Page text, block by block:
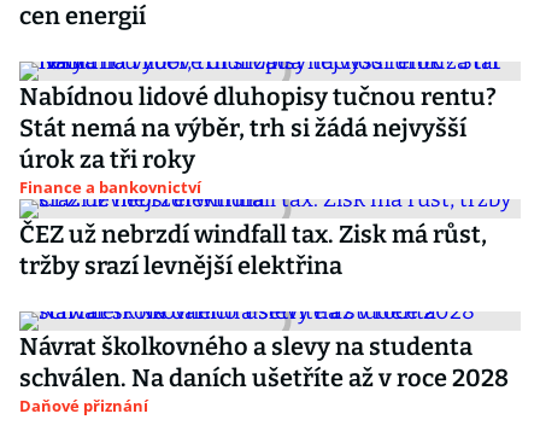
cen energií
Nabídnou lidové dluhopisy tučnou rentu?
Stát nemá na výběr, trh si žádá nejvyšší
úrok za tři roky
Finance a bankovnictví
ČEZ už nebrzdí windfall tax. Zisk má růst,
tržby srazí levnější elektřina
Návrat školkovného a slevy na studenta
schválen. Na daních ušetříte až v roce 2028
Daňové přiznání